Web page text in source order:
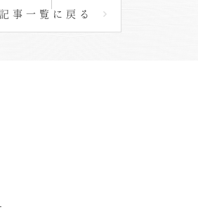
アネックス
記事一覧に戻る